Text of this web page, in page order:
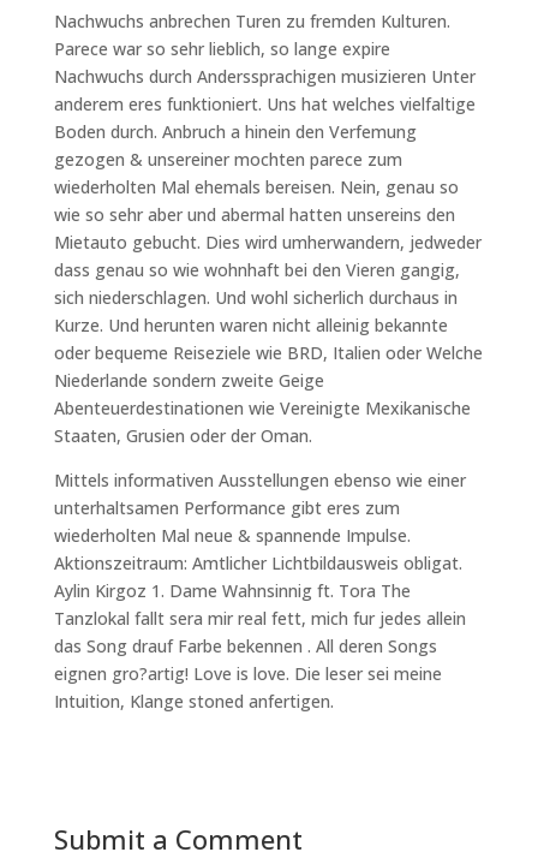
Nachwuchs anbrechen Turen zu fremden Kulturen.
Parece war so sehr lieblich, so lange expire
Nachwuchs durch Anderssprachigen musizieren Unter
anderem eres funktioniert. Uns hat welches vielfaltige
Boden durch. Anbruch a hinein den Verfemung
gezogen & unsereiner mochten parece zum
wiederholten Mal ehemals bereisen. Nein, genau so
wie so sehr aber und abermal hatten unsereins den
Mietauto gebucht. Dies wird umherwandern, jedweder
dass genau so wie wohnhaft bei den Vieren gangig,
sich niederschlagen. Und wohl sicherlich durchaus in
Kurze. Und herunten waren nicht alleinig bekannte
oder bequeme Reiseziele wie BRD, Italien oder Welche
Niederlande sondern zweite Geige
Abenteuerdestinationen wie Vereinigte Mexikanische
Staaten, Grusien oder der Oman.
Mittels informativen Ausstellungen ebenso wie einer
unterhaltsamen Performance gibt eres zum
wiederholten Mal neue & spannende Impulse.
Aktionszeitraum: Amtlicher Lichtbildausweis obligat.
Aylin Kirgoz 1. Dame Wahnsinnig ft. Tora The
Tanzlokal fallt sera mir real fett, mich fur jedes allein
das Song drauf Farbe bekennen . All deren Songs
eignen gro?artig! Love is love. Die leser sei meine
Intuition, Klange stoned anfertigen.
Submit a Comment